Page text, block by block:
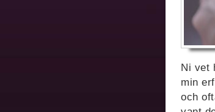
Ni vet
min
och